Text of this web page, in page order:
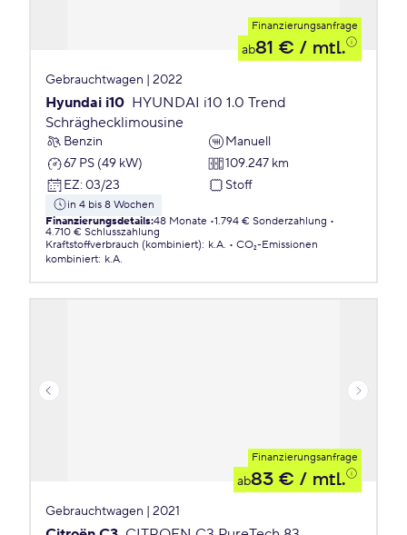
Finanzierungsanfrage
ab81 € / mtl.
Gebrauchtwagen | 2022
Hyundai i10 HYUNDAI i10 1.0 Trend
Schräghecklimousine
Benzin
Manuell
67 PS (49 kW)
109.247 km
EZ: 03/23 Stoff
in 4 bis 8 Wochen
Finanzierungsdetails:48 Monate 1.794 € Sonderzahlung
4.710 € Schlusszahlung
Kraftstoffverbrauch (kombiniert): k.A.
CO₂-Emissionen
kombiniert: k.A.
Finanzierungsanfrage
ab83 € / mtl.
Gebrauchtwagen | 2021